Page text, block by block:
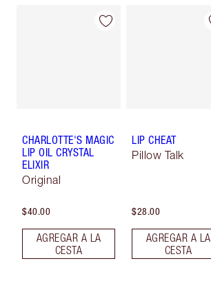
CHARLOTTE'S MAGIC
LIP OIL CRYSTAL
ELIXIR
Original
$40.00
AGREGAR A LA
CESTA
LIP CHEAT
Pillow Talk
$28.00
AGREGAR A LA
CESTA